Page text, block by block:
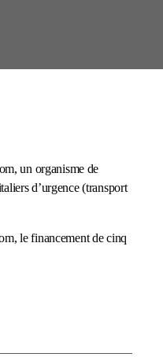
un organisme de
d’urgence (transport
le financement de cinq